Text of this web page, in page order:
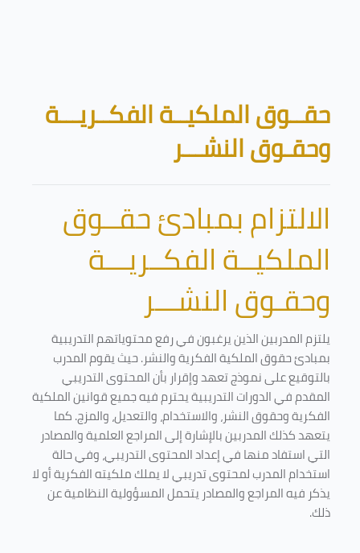
الكتل
حقــوق الملكيــة الفكــريـــة
وحقـوق النشـــر
الالتزام بمبادئ حقــوق
الملكيــة الفكــريـــة
وحقـوق النشـــر
يلتزم المدربين الذين يرغبون في رفع محتوياتهم التدريبية
بمبادئ حقوق الملكية الفكرية والنشر. حيث يقوم المدرب
بالتوقيع على نموذج تعهد وإقرار بأن المحتوى التدريبي
المقدم في الدورات التدريبية يحترم فيه جميع قوانين الملكية
الفكرية وحقوق النشر، والاستخدام، والتعديل، والمزج. كما
يتعهد كذلك المدربين بالإشارة إلى المراجع العلمية والمصادر
التي استفاد منها في إعداد المحتوى التدريبي، وفي حالة
استخدام المدرب لمحتوى تدريبي لا يملك ملكيته الفكرية أو لا
يذكر فيه المراجع والمصادر يتحمل المسؤولية النظامية عن
ذلك.